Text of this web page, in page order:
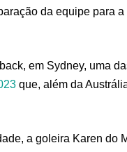
da equipe para
em Sydney, uma
que, além da
a goleira Karen do